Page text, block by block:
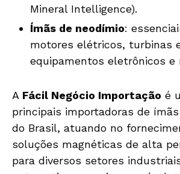
Mineral Intelligence).
Ímãs de neodímio:
motores elétricos, turbinas
equipamentos eletrônicos e
A Fácil Negócio Importação é
principais importadoras de
do Brasil, atuando no
soluções magnéticas de alta
para diversos setores